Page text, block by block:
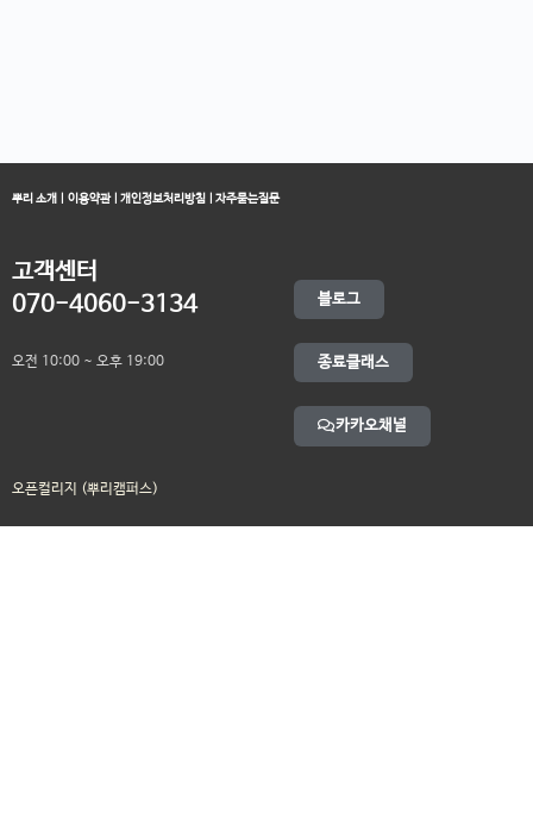
뿌리 소개 이용약관 개인정보처리방침 자주묻는질문
고객센터
070-4060-3134
오전 10:00 ~ 오후 19:00
블로그
종료클래스
카카오채널
오픈컬리지 (뿌리캠퍼스)